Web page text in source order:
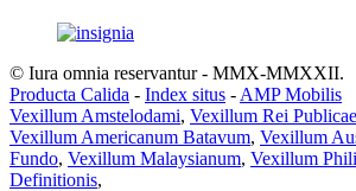
© Iura omnia reservantur - MMX-MMXXII.
Producta Calida - Index situs - AMP Mobilis
Vexillum Amstelodami, Vexillum Rei
Vexillum Americanum Batavum, Vexillum
Fundo, Vexillum Malaysianum, Vexillum
Definitionis,